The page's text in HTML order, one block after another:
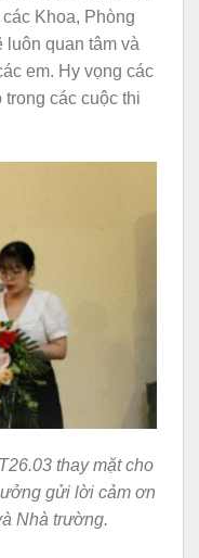
Khoa, Phòng
quan tâm và
em. Hy vọng các
trong các cuộc thi
thay mặt cho
gửi lời cảm ơn
Nhà trường.